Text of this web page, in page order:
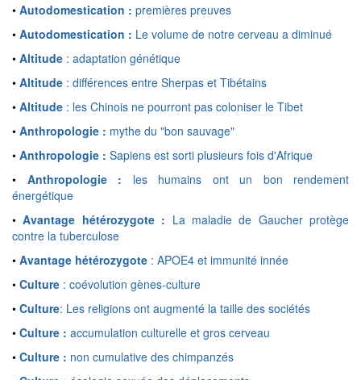
• Autodomestication : premières preuves
• Autodomestication : Le volume de notre cerveau a diminué
• Altitude : adaptation génétique
• Altitude : différences entre Sherpas et Tibétains
• Altitude : les Chinois ne pourront pas coloniser le Tibet
• Anthropologie : mythe du "bon sauvage"
• Anthropologie : Sapiens est sorti plusieurs fois d'Afrique
• Anthropologie : les humains ont un bon rendement
énergétique
•Avantage hétérozygote : La maladie de Gaucher protège
contre la tuberculose
• Avantage hétérozygote : APOE4 et immunité innée
• Culture : coévolution gènes-culture
• Culture: Les religions ont augmenté la taille des sociétés
• Culture : accumulation culturelle et gros cerveau
• Culture : non cumulative des chimpanzés